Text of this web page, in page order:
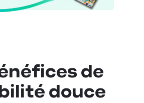
de
douce